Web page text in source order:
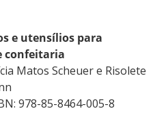
e utensílios para
confeitaria
Matos Scheuer e Risolete
978-85-8464-005-8